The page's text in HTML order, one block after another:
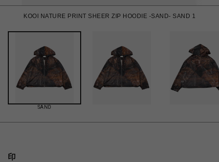
KOOI NATURE PRINT SHEER ZIP HOODIE -SAND- SAND 1
SAND
印